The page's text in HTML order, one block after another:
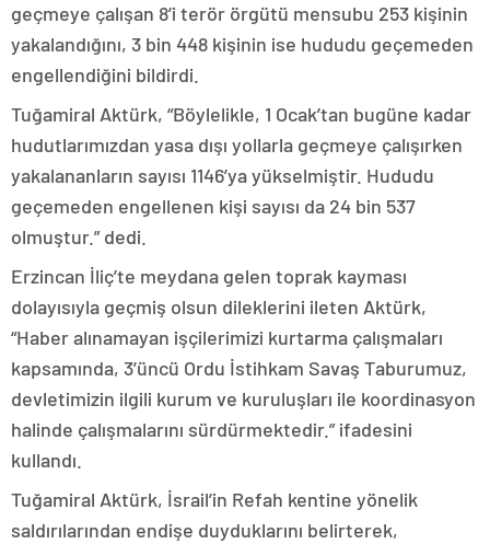
geçmeye çalışan 8’i terör örgütü mensubu 253 kişinin
yakalandığını, 3 bin 448 kişinin ise hududu geçemeden
engellendiğini bildirdi.
Tuğamiral Aktürk, “Böylelikle, 1 Ocak’tan bugüne kadar
hudutlarımızdan yasa dışı yollarla geçmeye çalışırken
yakalananların sayısı 1146’ya yükselmiştir. Hududu
geçemeden engellenen kişi sayısı da 24 bin 537
olmuştur.” dedi.
Erzincan İliç’te meydana gelen toprak kayması
dolayısıyla geçmiş olsun dileklerini ileten Aktürk,
“Haber alınamayan işçilerimizi kurtarma çalışmaları
kapsamında, 3’üncü Ordu İstihkam Savaş Taburumuz,
devletimizin ilgili kurum ve kuruluşları ile koordinasyon
halinde çalışmalarını sürdürmektedir.” ifadesini
kullandı.
Tuğamiral Aktürk, İsrail’in Refah kentine yönelik
saldırılarından endişe duyduklarını belirterek,